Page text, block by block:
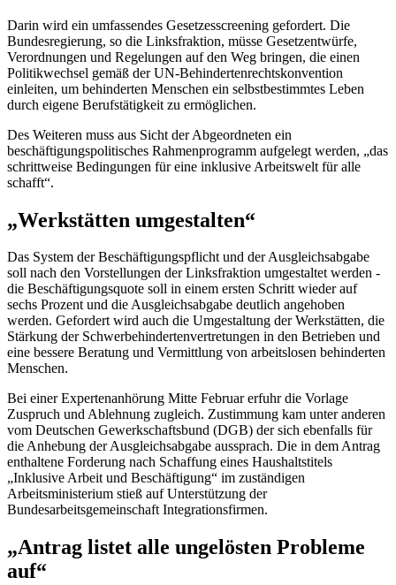
Darin wird ein umfassendes Gesetzesscreening gefordert. Die
Bundesregierung, so die Linksfraktion, müsse Gesetzentwürfe,
Verordnungen und Regelungen auf den Weg bringen, die einen
Politikwechsel gemäß der UN-Behindertenrechtskonvention
einleiten, um behinderten Menschen ein selbstbestimmtes Leben
durch eigene Berufstätigkeit zu ermöglichen.
Des Weiteren muss aus Sicht der Abgeordneten ein
beschäftigungspolitisches Rahmenprogramm aufgelegt werden, „das
schrittweise Bedingungen für eine inklusive Arbeitswelt für alle
schafft“.
„Werkstätten umgestalten“
Das System der Beschäftigungspflicht und der Ausgleichsabgabe
soll nach den Vorstellungen der Linksfraktion umgestaltet werden -
die Beschäftigungsquote soll in einem ersten Schritt wieder auf
sechs Prozent und die Ausgleichsabgabe deutlich angehoben
werden. Gefordert wird auch die Umgestaltung der Werkstätten, die
Stärkung der Schwerbehindertenvertretungen in den Betrieben und
eine bessere Beratung und Vermittlung von arbeitslosen behinderten
Menschen.
Bei einer Expertenanhörung Mitte Februar erfuhr die Vorlage
Zuspruch und Ablehnung zugleich. Zustimmung kam unter anderen
vom Deutschen Gewerkschaftsbund (DGB) der sich ebenfalls für
die Anhebung der Ausgleichsabgabe aussprach. Die in dem Antrag
enthaltene Forderung nach Schaffung eines Haushaltstitels
„Inklusive Arbeit und Beschäftigung“ im zuständigen
Arbeitsministerium stieß auf Unterstützung der
Bundesarbeitsgemeinschaft Integrationsfirmen.
„Antrag listet alle ungelösten Probleme
auf“